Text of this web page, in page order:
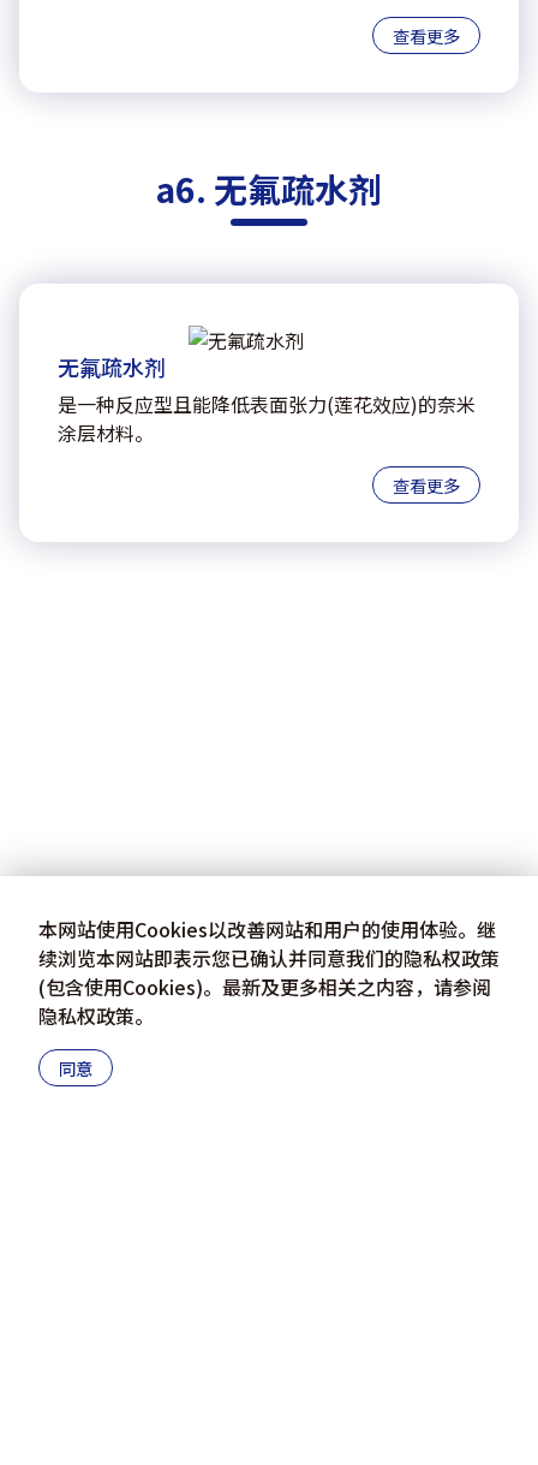
查看更多
a6. 无氟疏水剂
无氟疏水剂
是一种反应型且能降低表面张力(莲花效应)的奈米
涂层材料。
查看更多
本网站使用Cookies以改善网站和用户的使用体验。继
续浏览本网站即表示您已确认并同意我们的隐私权政策
(包含使用Cookies)。最新及更多相关之内容，请参阅
隐私权政策。
同意